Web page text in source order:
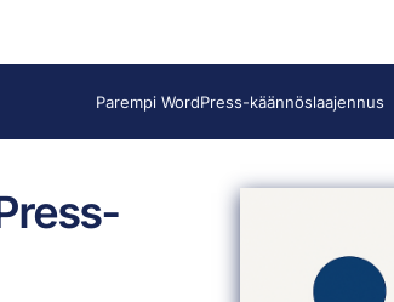
Parempi WordPress-käännöslaajennus